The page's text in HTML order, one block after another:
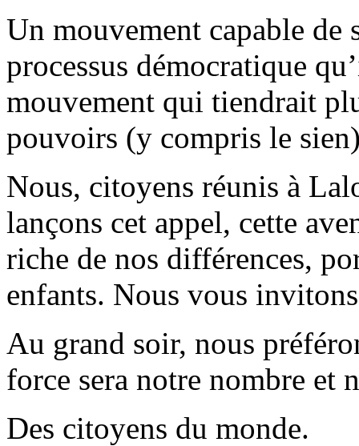
Un mouvement capable de
processus démocratique
mouvement qui tiendrait
pouvoirs (y compris le
Nous, citoyens réunis à
lançons cet appel, cette
riche de nos différences,
enfants. Nous vous
Au grand soir, nous
force sera notre nombre et
Des citoyens du monde.